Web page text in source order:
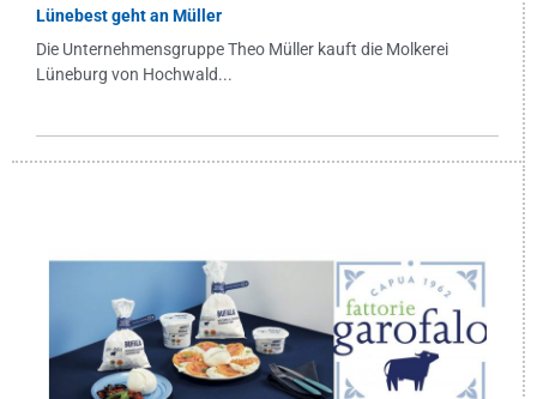
Lünebest geht an Müller
Die Unternehmensgruppe Theo Müller kauft die Molkerei
Lüneburg von Hochwald...